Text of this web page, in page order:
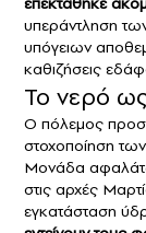
υπεράντληση
υπόγειων
καθιζήσεις
Το νερό
Ο πόλεμος
στοχοποίηση
Μονάδα
στις αρχές
εγκατάσταση